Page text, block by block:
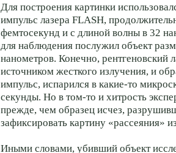
Для построения картинки
импульс лазера FLASH,
фемтосекунд и с длиной волны в 32
для наблюдения послужил объект
нанометров. Конечно, рентгеновский
источником жесткого излучения, и
импульс, испарился в какие-то
секунды. Но в том-то и хитрость
прежде, чем образец исчез,
зафиксировать картину «рассеяния»
Иными словами, убивший объект